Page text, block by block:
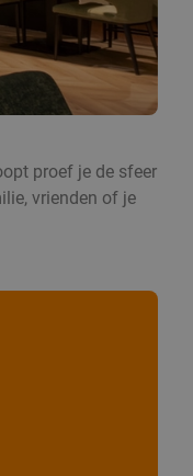
proef je de sfeer
vrienden of je